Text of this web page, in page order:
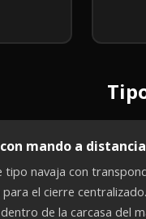
mando a distancia
tipo navaja con
el cierre
de la carcasa del